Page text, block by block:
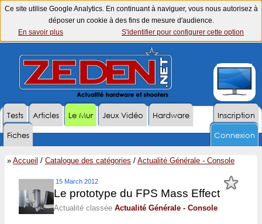
Ce site utilise Google Analytics. En continuant à naviguer, vous nous autorisez à
déposer un cookie à des fins de mesure d'audience.
En savoir plus
S'identifier pour configurer cette option
Inscription
Tests Articles Le Mur Jeux Vidéo
Hardware
Fiches
Connexion
» Accueil / Catalogue des catégories / Actualité Générale - Console
15 March 2012
Le prototype du FPS Mass Effect
Actualité classée Actualité Générale - Console